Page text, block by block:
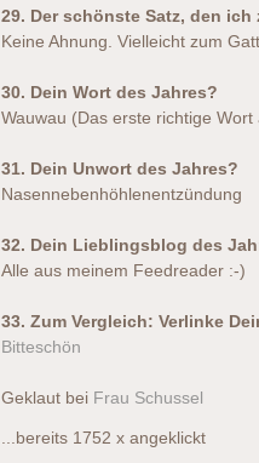
29. Der schönste Satz, den
Keine Ahnung. Vielleicht zum
30. Dein Wort des Jahres?
Wauwau (Das erste richtige
31. Dein Unwort des Jahres?
Nasennebenhöhlenentzündung
32. Dein Lieblingsblog des
Alle aus meinem Feedreader :-)
33. Zum Vergleich: Verlinke
Bitteschön
Geklaut bei Frau Schussel
...bereits 1752 x angeklickt